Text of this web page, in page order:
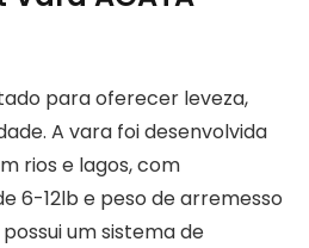
para oferecer leveza,
A vara foi desenvolvida
rios e lagos, com
6-12lb e peso de arremesso
um sistema de